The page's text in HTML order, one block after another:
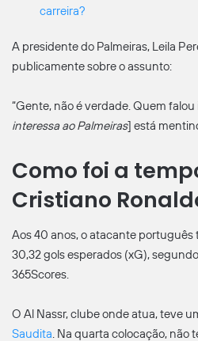
carreira?
A presidente do Palmeiras, Leila
publicamente sobre o assunto:
“Gente, não é verdade. Quem falou
interessa ao Palmeiras] está
Como foi a
Cristiano
Aos 40 anos, o atacante português
30,32 gols esperados (xG),
365Scores.
O Al Nassr, clube onde atua, teve
Saudita. Na quarta colocação, não